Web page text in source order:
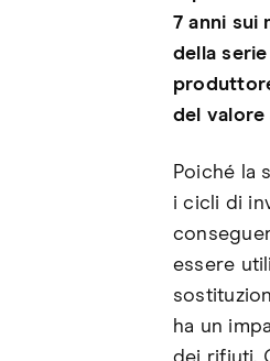
7 anni sui
della
del valore
Poiché la
i cicli di
essere
ha un